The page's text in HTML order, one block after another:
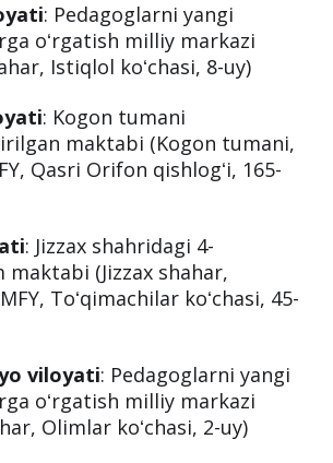
: Pedagoglarni yangi
oʻrgatish milliy markazi
Istiqlol koʻchasi, 8-uy)
: Kogon tumani
maktabi (Kogon tumani,
Qasri Orifon qishlogʻi, 165-
: Jizzax shahridagi 4-
maktabi (Jizzax shahar,
Toʻqimachilar koʻchasi, 45-
viloyati: Pedagoglarni yangi
oʻrgatish milliy markazi
Olimlar koʻchasi, 2-uy)